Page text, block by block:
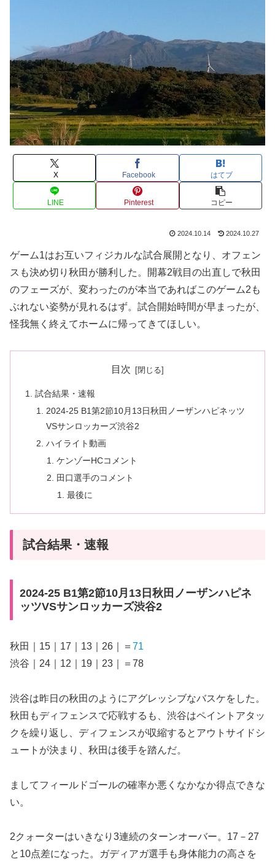
X Facebook はてブ
LINE Pinterest コピー
2024.10.14 2024.10.27
ゲーム1はお互いフィジカルな試合展開となり、オフェン
スも決め切り秋田が勝利した。開幕2戦目の出直しで秋田
のフェーズが、変わったのが本当であればこのゲーム2も
ぶれない姿勢が見れるはず。試合開始時間が早まったが、
怪我無く終えてホームに帰ってきてほしい。
目次
試合結果・速報
2024-25 B1第2節10月13日秋田ノーザンハピネッツ
VSサンロッカーズ渋谷2
ハイライト動画
ケンゾーHCコメント
田口選手のコメント
最後に
試合結果・速報
2024-25 B1第2節10月13日秋田ノーザンハピネ
ッツVSサンロッカーズ渋谷2
秋田｜15｜17｜13｜26｜＝ 71
渋谷｜24｜12｜19｜23｜＝78
渋谷は昨日の秋田のようにアグレッシブなバスケをした。
秋田もディフェンスで応戦するも、渋谷はペイントアタッ
クを繰り返し、ディフェンスが収縮するとアウトサイドシ
ュートが決まり、秋田は後手を踏んだ。
ましてフィールドゴールの確率か悪くなかなか得点できな
い。
2クォーターはいきなり3連続のターンオーバー。17－27
と10点差になった。ガディアガ選手も身体能力の高さを